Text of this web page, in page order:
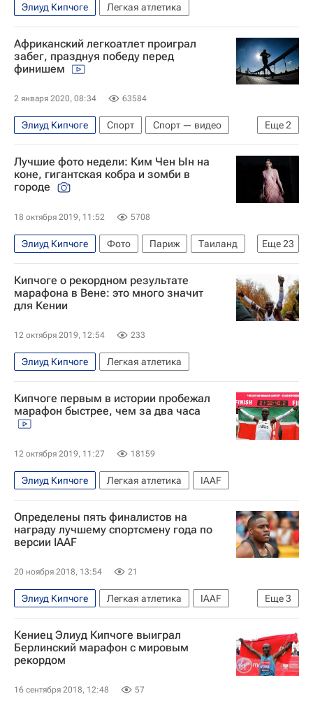
Элиуд Кипчоге Легкая атлетика
Африканский легкоатлет проиграл
забег, празднуя победу перед
финишем
2 января 2020, 08:34 63584
Еще2
Элиуд Кипчоге Спорт
Спорт — видео
Бразилия
Сан-Паулу (город)
Лучшие фото недели: Ким Чен Ын на
коне, гигантская кобра и зомби в
городе
18 октября 2019, 11:52 5708
Еще23
Элиуд Кипчоге Фото Париж
Таиланд
Ханой
Венгрия ОАЭ
КНДР
Барселона (город)
Китай
Манхэттен
Эквадор
Владимир Путин
Ка-52 "Аллигатор"
Ким Чен Ын
Валттери Боттас
Кубок Европы по баскетболу
NASCAR
Эгейское море
Формула-1
Военная операция Турции в Сирии
Беспорядки в Каталонии
Кипчоге о рекордном результате
марафона в Вене: это много значит
для Кении
12 октября 2019, 12:54 233
Элиуд Кипчоге Легкая атлетика
Кипчоге первым в истории пробежал
марафон быстрее, чем за два часа
12 октября 2019, 11:27 18159
Элиуд Кипчоге Легкая атлетика IAAF
Определены пять финалистов на
награду лучшему спортсмену года по
версии IAAF
20 ноября 2018, 13:54 21
Еще3
Элиуд Кипчоге Легкая атлетика
IAAF
Арман Дюплантис
Кристиан Коулман
Кевин Майер
Кениец Элиуд Кипчоге выиграл
Берлинский марафон с мировым
рекордом
16 сентября 2018, 12:48 57